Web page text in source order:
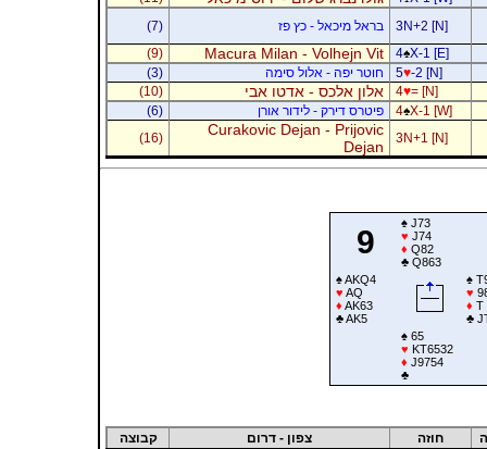
3N+2 [N]
בראל מיכאל - כץ פז
(7)
4♠X-1 [E]
Macura Milan - Volhejn Vit
(9)
5♥-2 [N] חוטר יפה - אלול סימה
(3)
4♥= [N] אלון אלכס - אדטו אבי
(10)
4♠X-1 [W] פיטרס דירק - לידור אורן
(6)
3N+1 [N]
Curakovic Dejan - Prijovic
Dejan
(16)
9
♠J73
♥ J74
♦ Q82
♣Q863
♠AKQ4
♥ AQ
♦ AK63
♣AK5
♠
♥
♦ T
♣
♠65
♥ KT6532
♦ J9754
♣
חוזה צפון - דרום
קבוצה